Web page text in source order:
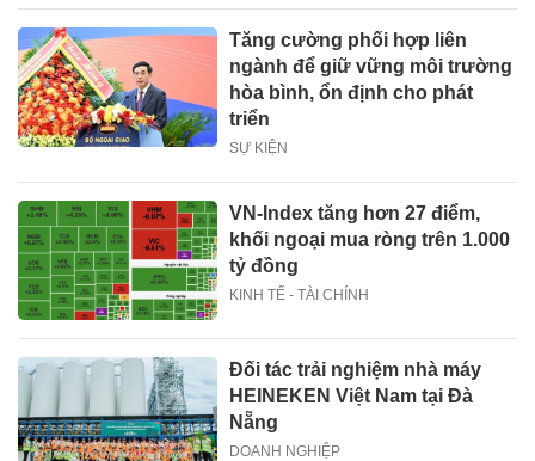
Tăng cường phối hợp liên
ngành để giữ vững môi trường
hòa bình, ổn định cho phát
triển
SỰ KIỆN
VN-Index tăng hơn 27 điểm,
khối ngoại mua ròng trên 1.000
tỷ đồng
KINH TẾ - TÀI CHÍNH
Đối tác trải nghiệm nhà máy
HEINEKEN Việt Nam tại Đà
Nẵng
DOANH NGHIỆP